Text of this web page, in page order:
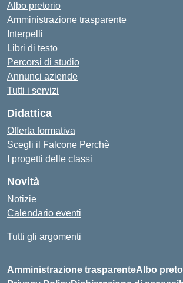
Albo pretorio
Amministrazione trasparente
Interpelli
Libri di testo
Percorsi di studio
Annunci aziende
Tutti i servizi
Didattica
Offerta formativa
Scegli il Falcone Perchè
I progetti delle classi
Novità
Notizie
Calendario eventi
Tutti gli argomenti
Amministrazione trasparenteAlbo